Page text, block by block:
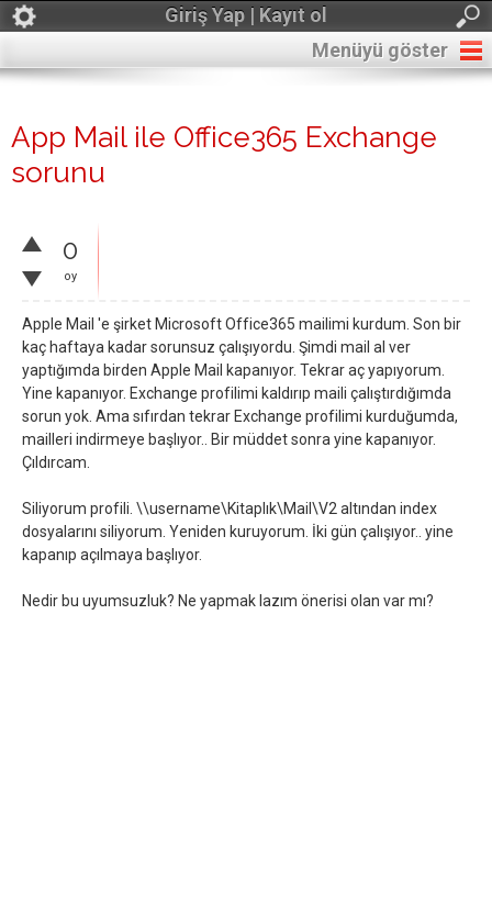
Giriş Yap | Kayıt ol
Menüyü göster
App Mail ile Office365 Exchange
sorunu
0
oy
Apple Mail 'e şirket Microsoft Office365 mailimi kurdum. Son bir
kaç haftaya kadar sorunsuz çalışıyordu. Şimdi mail al ver
yaptığımda birden Apple Mail kapanıyor. Tekrar aç yapıyorum.
Yine kapanıyor. Exchange profilimi kaldırıp maili çalıştırdığımda
sorun yok. Ama sıfırdan tekrar Exchange profilimi kurduğumda,
mailleri indirmeye başlıyor.. Bir müddet sonra yine kapanıyor.
Çıldırcam.
Siliyorum profili. \\username\Kitaplık\Mail\V2 altından index
dosyalarını siliyorum. Yeniden kuruyorum. İki gün çalışıyor.. yine
kapanıp açılmaya başlıyor.
Nedir bu uyumsuzluk? Ne yapmak lazım önerisi olan var mı?